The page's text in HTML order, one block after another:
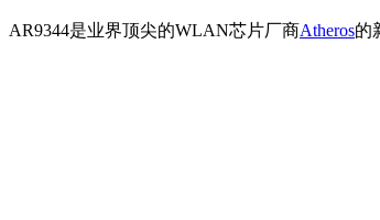
AR9344是业界顶尖的WLAN芯片厂商Atheros的